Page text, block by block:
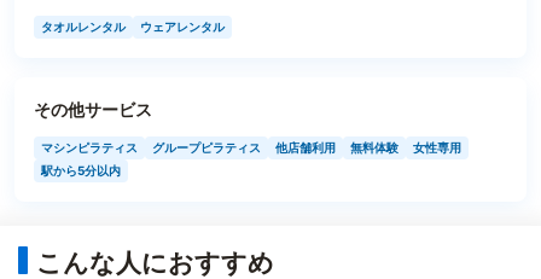
タオルレンタル ウェアレンタル
その他サービス
マシンピラティス グループピラティス 他店舗利用 無料体験
女性専用
駅から5分以内
こんな人におすすめ